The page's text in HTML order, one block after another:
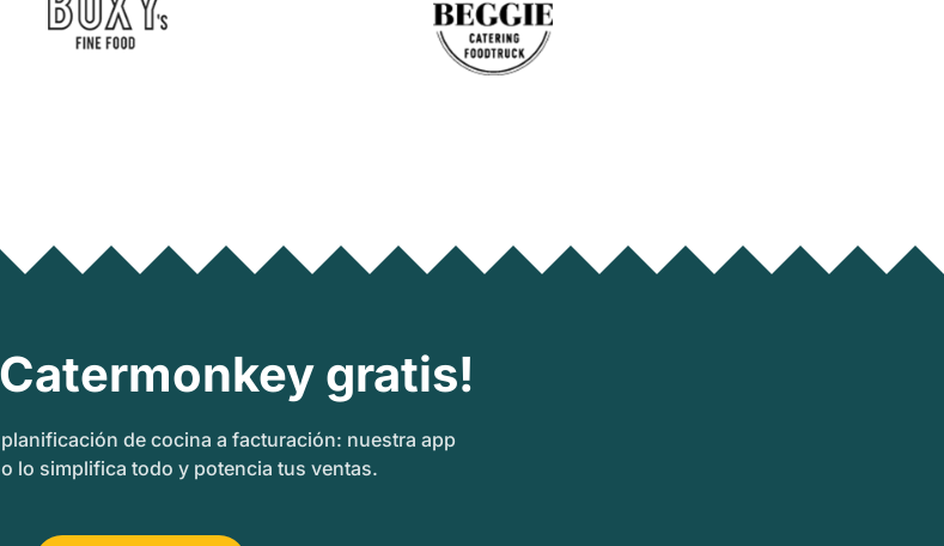
gratis!
de cocina a facturación: nuestra app
lo simplifica todo y potencia tus ventas.